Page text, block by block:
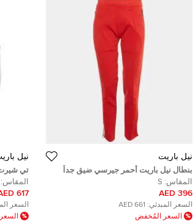
نيل باريت
بنطال نيل باريت أحمر جيرسي ضيق جداً
مناسب للركض مقاس صغير
المقاس: S
396 AED
السعر المبدئي: 661 AED
السعر المُخفض
نيل
تي
برقبة
المقاس:
617 AED
السعر